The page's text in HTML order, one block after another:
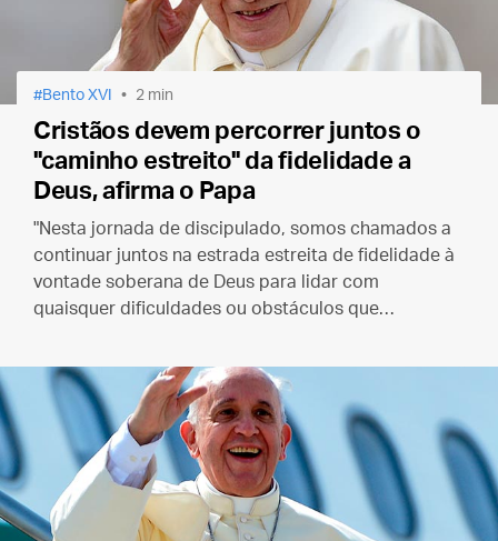
Bento XVI 2 min
Cristãos devem percorrer juntos o
"caminho estreito" da fidelidade a
Deus, afirma o Papa
"Nesta jornada de discipulado, somos chamados a
continuar juntos na estrada estreita de fidelidade à
vontade soberana de Deus para lidar com
quaisquer dificuldades ou obstáculos que